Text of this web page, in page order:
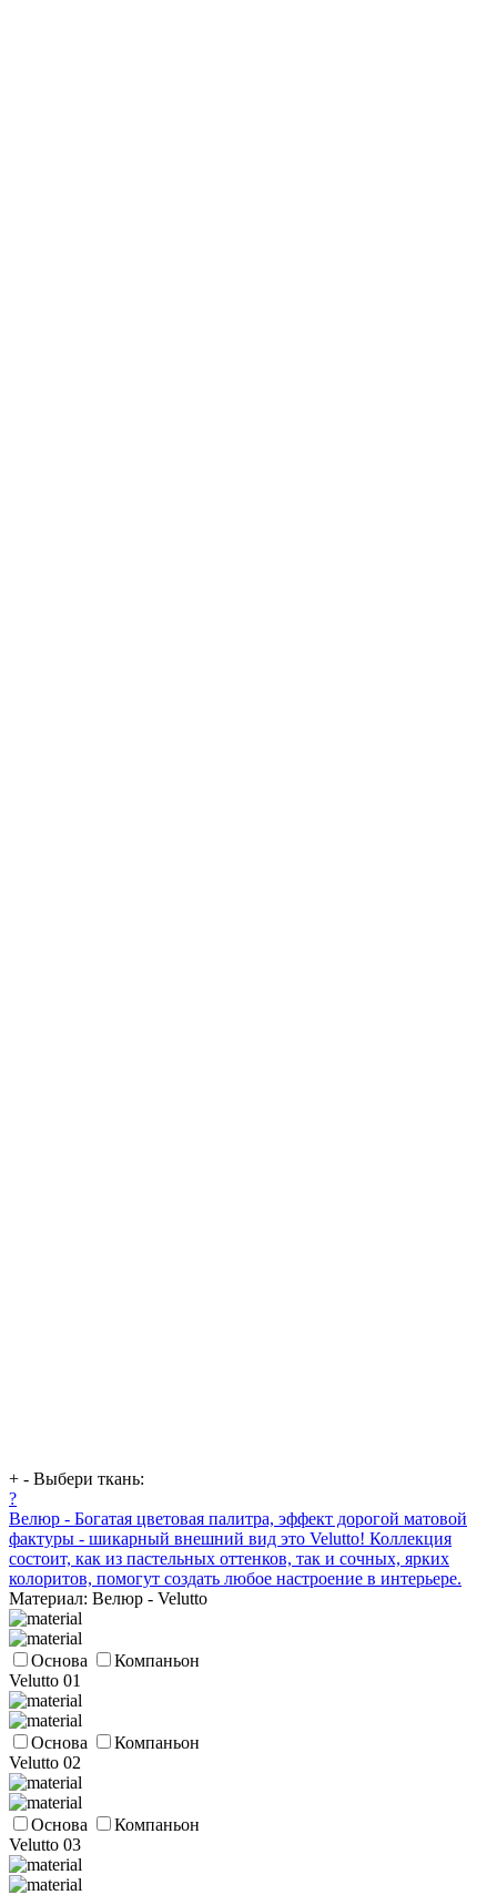
+ - Выбери ткань:
?
Велюр - Богатая цветовая палитра, эффект дорогой матовой
фактуры - шикарный внешний вид это Velutto! Коллекция
состоит, как из пастельных оттенков, так и сочных, ярких
колоритов, помогут создать любое настроение в интерьере.
Материал: Велюр - Velutto
Основа
Компаньон
Velutto 01
Основа
Компаньон
Velutto 02
Основа
Компаньон
Velutto 03